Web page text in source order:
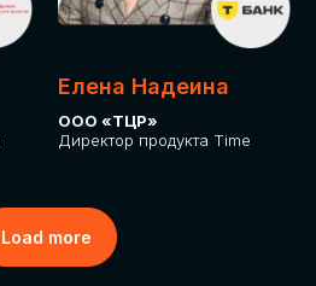
Елена Надеина
ООО «ТЦР»
Директор продукта Time
Load more